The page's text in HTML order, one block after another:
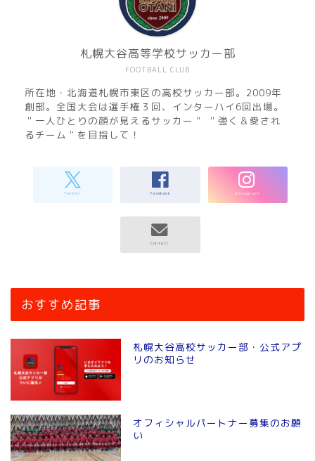
FOOTBALL CLUB
札幌大谷高等学校サッカー部
所在地・北海道札幌市東区の高校サッカー部。2009年
創部。全国大会は選手権３回、インターハイ6回出場。
＂一人ひとりの顔が見えるサッカー＂ ＂強く＆愛され
るチーム＂を目指して！
おすすめ記事
札幌大谷高校サッカー部・公式アプ
リのお知らせ
オフィシャルパートナー募集のお願
い